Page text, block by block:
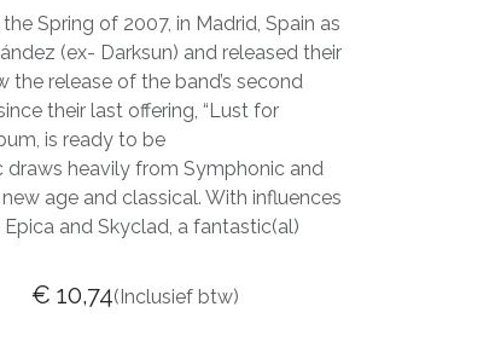
Spring of 2007, in Madrid, Spain as
(ex- Darksun) and released their
the release of the band’s second
their last offering, “Lust for
is ready to be
draws heavily from Symphonic and
age and classical. With influences
and Skyclad, a fantastic(al)
€ 10,74(Inclusief btw)